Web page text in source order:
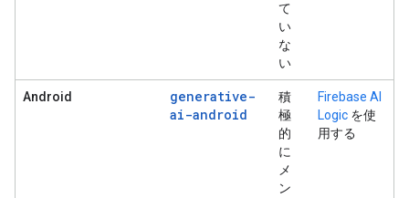
て
い
な
い
Android
generative-
ai-android
積
極
的
に
メ
ン
Firebase AI
Logic を使
用する